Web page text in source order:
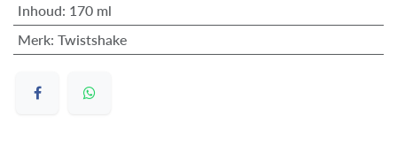
Inhoud: 170 ml
Merk: Twistshake